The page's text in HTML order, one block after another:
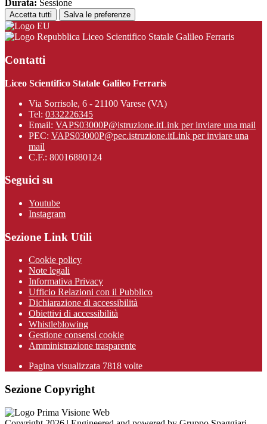
Durata: Sessione
Accetta tutti Salva le preferenze
Liceo Scientifico Statale Galileo Ferraris
Contatti
Liceo Scientifico Statale Galileo Ferraris
Via Sorrisole, 6 - 21100 Varese (VA)
Tel: 0332226345
Email: VAPS03000P@istruzione.itLink per inviare una mail
PEC: VAPS03000P@pec.istruzione.itLink per inviare una
mail
C.F.: 80016880124
Seguici su
Youtube
Instagram
Sezione Link Utili
Cookie policy
Note legali
Informativa Privacy
Ufficio Relazioni con il Pubblico
Dichiarazione di accessibilità
Obiettivi di accessibilità
Whistleblowing
Gestione consensi cookie
Amministrazione trasparente
Pagina visualizzata 7818 volte
Sezione Copyright